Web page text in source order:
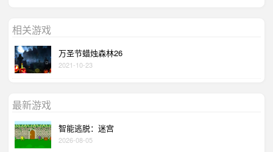
相关游戏
万圣节蜡烛森林26
2021-10-23
最新游戏
智能逃脱：迷宫
2026-08-05